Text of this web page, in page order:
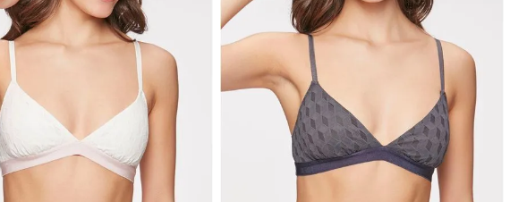
M G XG M G XG
Adicionar na sacola